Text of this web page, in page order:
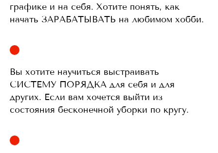
графике и на себя. Хотите понять, как
начать ЗАРАБАТЫВАТЬ на любимом хобби.
Вы хотите научиться выстраивать
СИСТЕМУ ПОРЯДКА для себя и для
других. Если вам хочется выйти из
состояния бесконечной уборки по кругу.